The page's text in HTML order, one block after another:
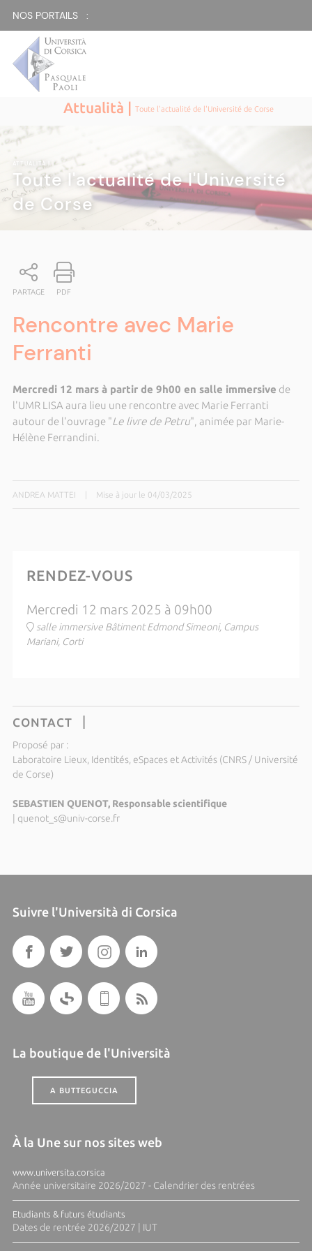
NOS PORTAILS :
Attualità |Toute l'actualité de l'Université de Corse
ATTUALITÀ|
Toute l'actualité de l'Université
de Corse
PARTAGE PDF
Rencontre avec Marie
Ferranti
Mercredi 12 mars à partir de 9h00 en salle immersive de
l'UMR LISA aura lieu une rencontre avec Marie Ferranti
autour de l'ouvrage "Le livre de Petru", animée par Marie-
Hélène Ferrandini.
ANDREA MATTEI Mise à jour le 04/03/2025
RENDEZ-VOUS
Mercredi 12 mars 2025 à 09h00
salle immersive Bâtiment Edmond Simeoni, Campus
Mariani, Corti
CONTACT
Proposé par :
Laboratoire Lieux, Identités, eSpaces et Activités (CNRS / Université
de Corse)
SEBASTIEN QUENOT, Responsable scientifique
quenot_s@univ-corse.fr
Suivre l'Università di Corsica
La boutique de l'Università
A BUTTEGUCCIA
À la Une sur nos sites web
www.universita.corsica
Année universitaire 2026/2027 - Calendrier des rentrées
Etudiants & futurs étudiants
Dates de rentrée 2026/2027 | IUT